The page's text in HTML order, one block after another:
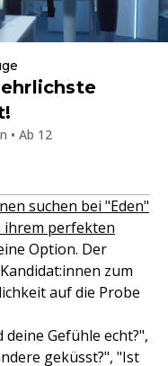
• Ab 12
suchen bei "Eden"
ihrem perfekten
Option. Der
zum
auf die Probe
deine Gefühle echt?",
geküsst?", "Ist